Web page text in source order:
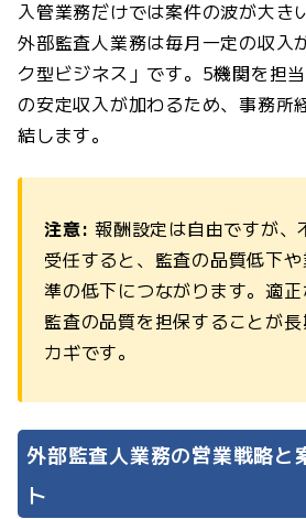
入管業務だけでは案件の波が大き
外部監査人業務は毎月一定の収入
ク型ビジネス」です。5機関を担
の安定収入が加わるため、事務所
結します。
注意: 報酬設定は自由ですが、
受任すると、監査の品質低下
準の低下につながります。適正
監査の品質を担保することが
カギです。
外部監査人業務の営業戦略と
ト